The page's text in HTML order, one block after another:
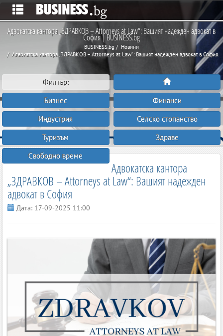
Адвокатска кантора „ЗДРАВКОВ – Attorneys at Law“: Вашият надежден адвокат в
София | BUSINESS.bg
BUSINESS.bg
Новини
Адвокатска кантора „ЗДРАВКОВ – Attorneys at Law“: Вашият надежден адвокат в София
Филтър:
Бизнес
Финанси
Индустрия
Селско стопанство
Туризъм
Здраве
Свободно време
Адвокатска кантора
„ЗДРАВКОВ – Attorneys at Law“: Вашият надежден
адвокат в София
Дата: 17-09-2025 11:00